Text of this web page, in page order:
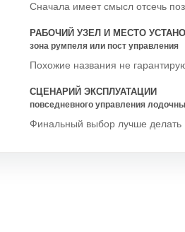
Сначала имеет смысл отсечь
РАБОЧИЙ УЗЕЛ И МЕСТО
зона румпеля или пост управления
Похожие названия не
СЦЕНАРИЙ ЭКСПЛУАТАЦИИ
повседневного управления
Финальный выбор лучше делать